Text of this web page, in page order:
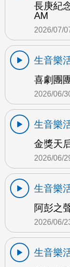
長庚紀
AM
2026/07/
生音樂
喜劇團
2026/06/
生音樂
金獎天
2026/06/
生音樂
阿彭之
2026/06/
生音樂